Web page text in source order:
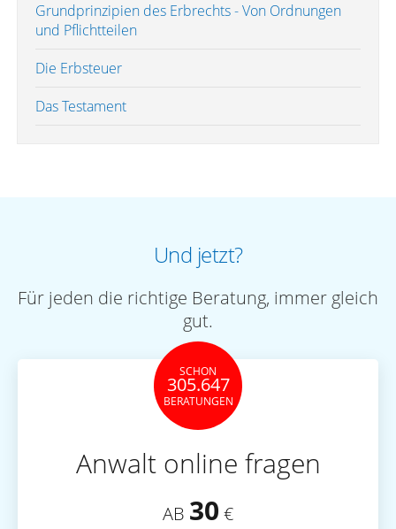
Grundprinzipien des Erbrechts - Von Ordnungen
und Pflichtteilen
Die Erbsteuer
Das Testament
Und jetzt?
Für jeden die richtige Beratung, immer gleich
gut.
SCHON
305.647
BERATUNGEN
Anwalt online fragen
AB 30 €